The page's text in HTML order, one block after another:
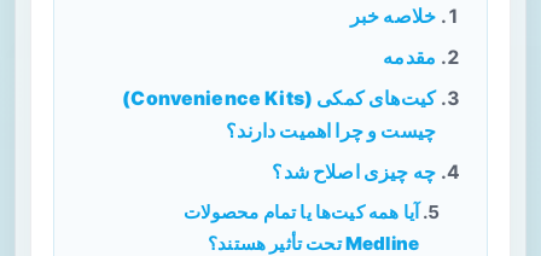
خلاصه خبر
مقدمه
کیت‌های کمکی (Convenience Kits)
چیست و چرا اهمیت دارند؟
چه چیزی اصلاح شد؟
آیا همه کیت‌ها یا تمام محصولات
Medline تحت تأثیر هستند؟